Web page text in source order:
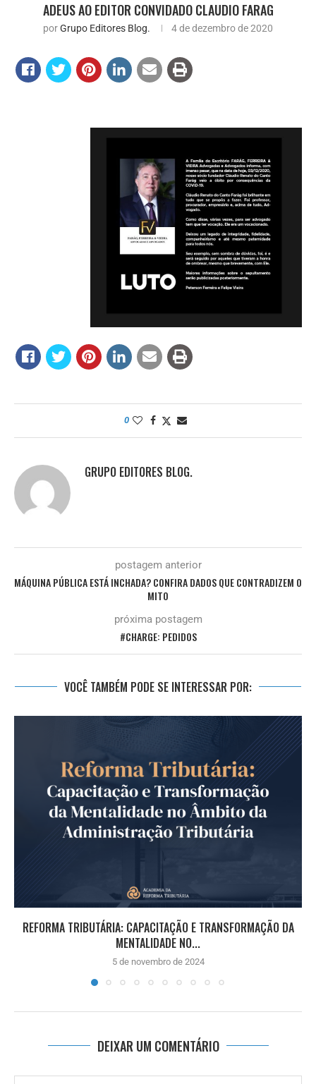
ADEUS AO EDITOR CONVIDADO CLAUDIO FARAG
porGrupo Editores Blog. 4 de dezembro de 2020
0
GRUPO EDITORES BLOG.
postagem anterior
MÁQUINA PÚBLICA ESTÁ INCHADA? CONFIRA DADOS QUE CONTRADIZEM O
MITO
próxima postagem
#CHARGE: PEDIDOS
VOCÊ TAMBÉM PODE SE INTERESSAR POR:
REFORMA TRIBUTÁRIA: CAPACITAÇÃO E TRANSFORMAÇÃO DA
MENTALIDADE NO...
5 de novembro de 2024
DEIXAR UM COMENTÁRIO